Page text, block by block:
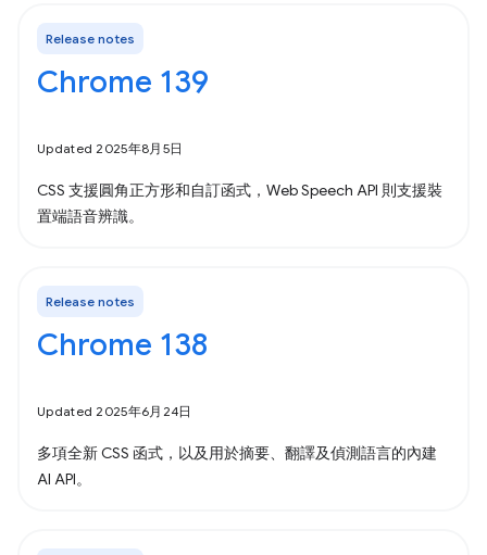
Release notes
Chrome 139
Updated 2025年8月5日
CSS 支援圓角正方形和自訂函式，Web Speech API 則支援裝
置端語音辨識。
Release notes
Chrome 138
Updated 2025年6月24日
多項全新 CSS 函式，以及用於摘要、翻譯及偵測語言的內建
AI API。